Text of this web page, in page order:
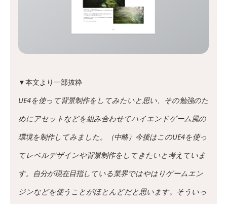
▼本文より一部抜粋
UE4を使って背景制作をしてみたいと思い、その勉強のた
めにアセットなどを組み合わせてハイエンドゲーム風の
環境を制作してみました。（中略）今後はこのUE4を使っ
てレベルデザインや背景制作をしてきたいと考えていま
す。自分が現在目指している業界ではやはりゲームエン
ジンなどを使うことがほとんどだと思います。そういっ